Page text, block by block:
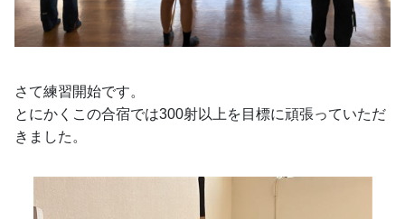
さて練習開始です。
とにかくこの合宿では300射以上を目標に頑張っていただ
きました。